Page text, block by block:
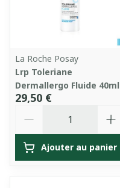
La Roche Posay
Lrp Toleriane
Dermallergo Fluide 40ml
29,50 €
Ajouter au panier